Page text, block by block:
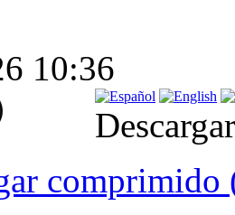
10:36
comprimido